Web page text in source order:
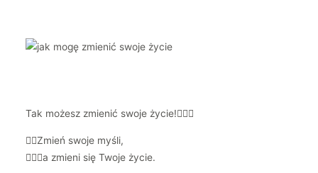
Tak możesz zmienić swoje życie!💁🏼‍♀️
👉🏻Zmień swoje myśli,
🧚🏻‍♀️a zmieni się Twoje życie.